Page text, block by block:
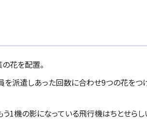
花を配置。
派遣しあった回数に合わせ9つの花をつ
1機の影になっている飛行機はちとせら